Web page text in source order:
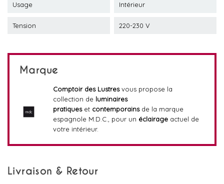
Usage Intérieur
Tension 220-230 V
Marque
Comptoir des Lustresvous propose la
collection de luminaires
pratiques etcontemporains de la marque
espagnole M.D.C., pour un éclairage actuel de
votre intérieur.
Livraison & Retour